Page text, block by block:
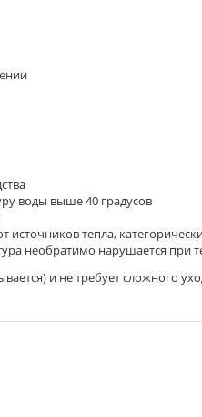
воды выше 40 градусов
источников тепла,
необратимо нарушается при
и не требует сложного